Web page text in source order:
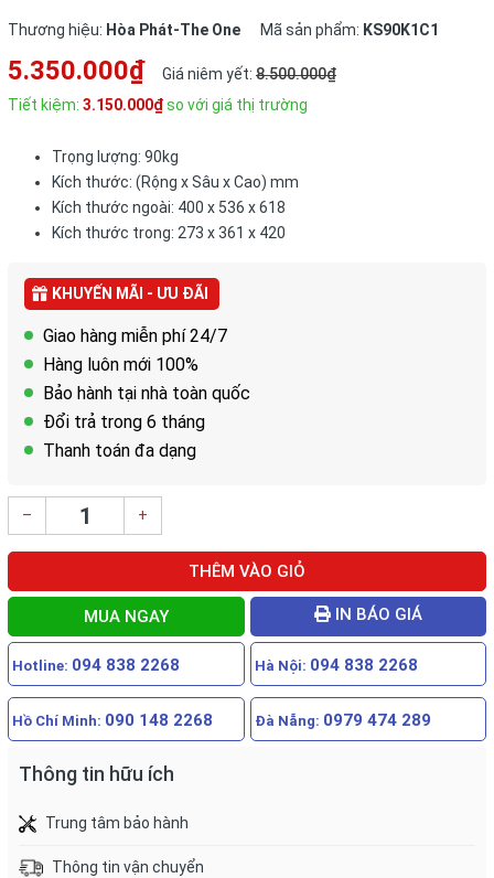
Thương hiệu: Hòa Phát-The One Mã sản phẩm: KS90K1C1
5.350.000₫ Giá niêm yết: 8.500.000₫
Tiết kiệm: 3.150.000₫so với giá thị trường
Trọng lượng: 90kg
Kích thước: (Rộng x Sâu x Cao) mm
Kích thước ngoài: 400 x 536 x 618
Kích thước trong: 273 x 361 x 420
KHUYẾN MÃI - ƯU ĐÃI
Giao hàng miễn phí 24/7
Hàng luôn mới 100%
Bảo hành tại nhà toàn quốc
Đổi trả trong 6 tháng
Thanh toán đa dạng
– +
THÊM VÀO GIỎ
MUA NGAY IN BÁO GIÁ
Hotline: 094 838 2268 Hà Nội: 094 838 2268
Hồ Chí Minh: 090 148 2268 Đà Nẵng: 0979 474 289
Thông tin hữu ích
Trung tâm bảo hành
Thông tin vận chuyển